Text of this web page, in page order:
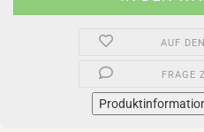
AUF
FRAGE